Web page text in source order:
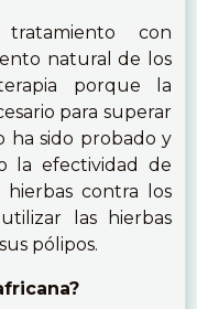
con
natural de los
porque la
para superar
ha sido probado y
la efectividad de
contra los
las hierbas
pólipos.